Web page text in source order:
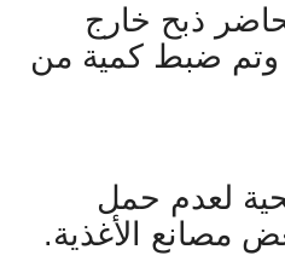
تم تحرير ٥ محاضر ذبح خارج
وتم ضبط كمية من
لعدم حمل
مصانع الأغذية.